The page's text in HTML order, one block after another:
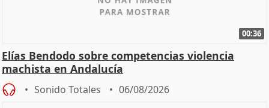
00:36
Elías Bendodo sobre competencias violencia
machista en Andalucía
Sonido Totales 06/08/2026